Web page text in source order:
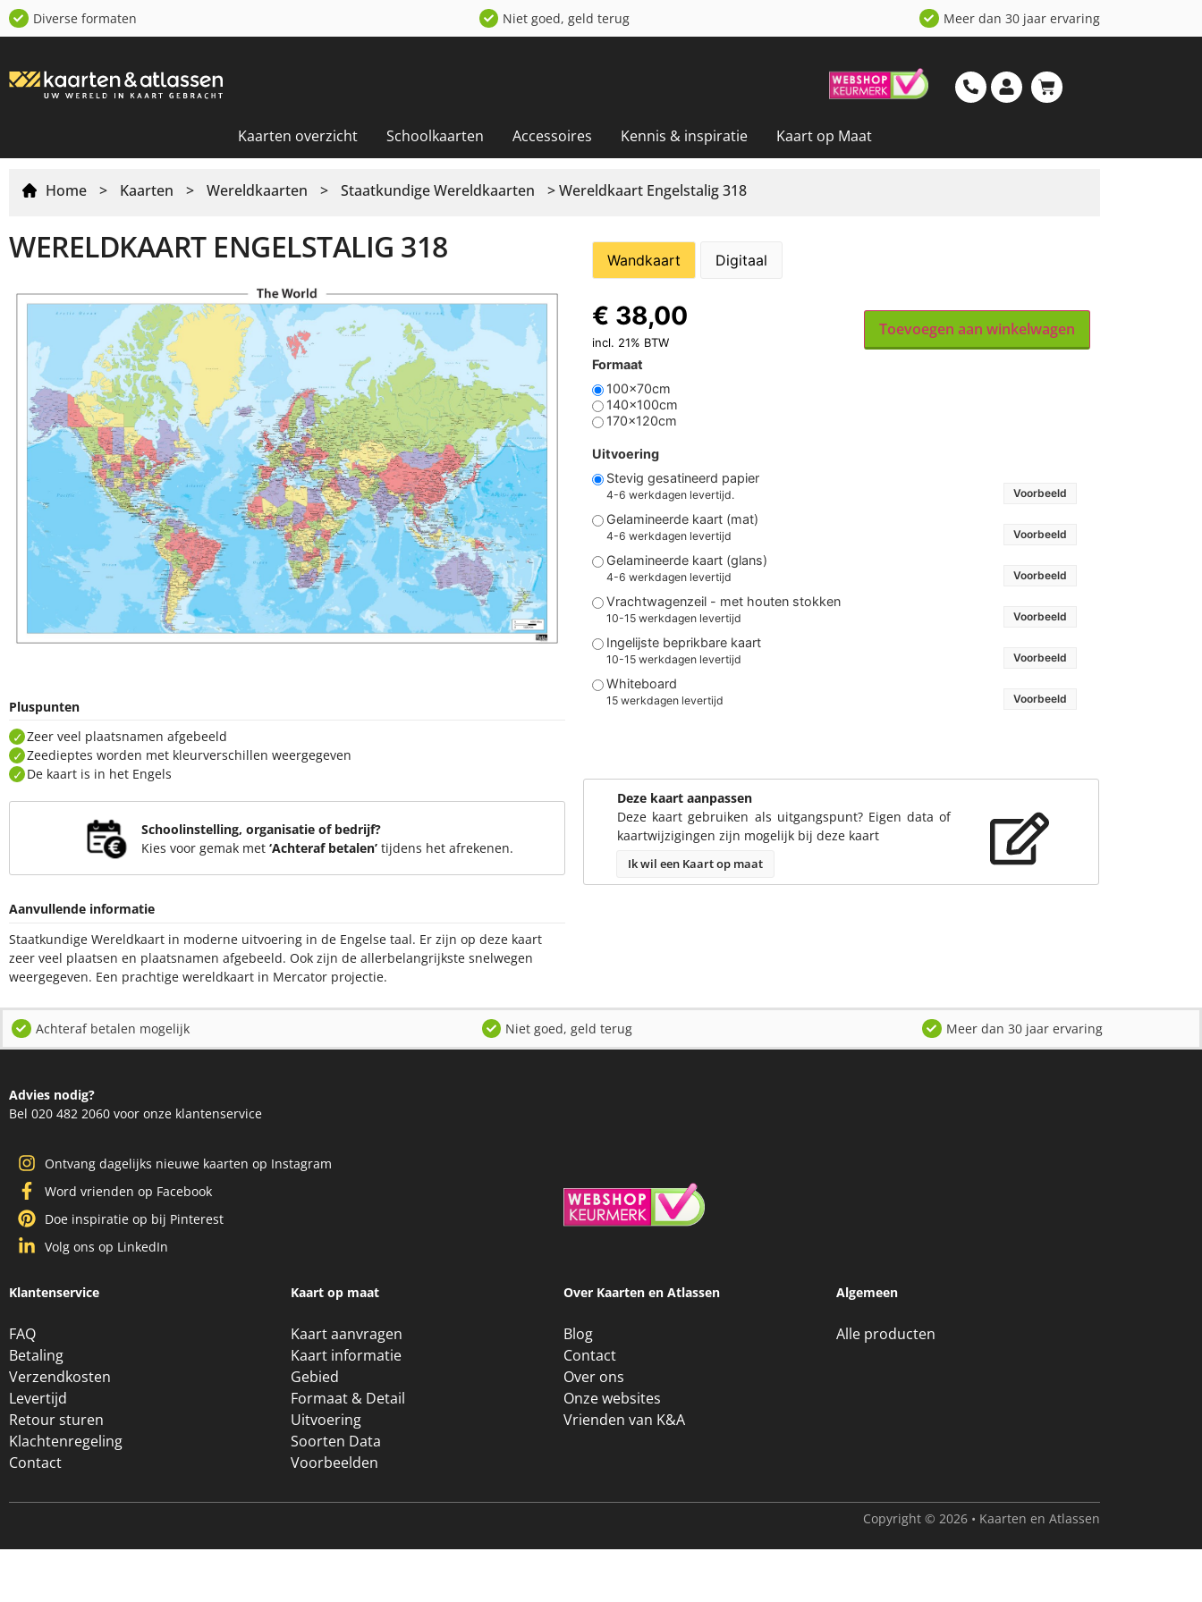
Diverse formaten Niet goed, geld terug Meer dan 30 jaar ervaring
Kaarten overzicht Schoolkaarten Accessoires Kennis & inspiratie Kaart op Maat
Home > Kaarten > Wereldkaarten > Staatkundige Wereldkaarten > Wereldkaart Engelstalig 318
WERELDKAART ENGELSTALIG 318
Pluspunten
Zeer veel plaatsnamen afgebeeld
Zeedieptes worden met kleurverschillen weergegeven
De kaart is in het Engels
Schoolinstelling, organisatie of bedrijf?
Kies voor gemak met ‘Achteraf betalen’tijdens het afrekenen.
Aanvullende informatie
Staatkundige Wereldkaart in moderne uitvoering in de Engelse taal. Er zijn op deze kaart
zeer veel plaatsen en plaatsnamen afgebeeld. Ook zijn de allerbelangrijkste snelwegen
weergegeven. Een prachtige wereldkaart in Mercator projectie.
Wandkaart Digitaal
Formaat
100x70cm
140x100cm
170x120cm
Uitvoering
Stevig gesatineerd papier
4-6 werkdagen levertijd. Voorbeeld
Gelamineerde kaart (mat)
4-6 werkdagen levertijd Voorbeeld
Gelamineerde kaart (glans)
4-6 werkdagen levertijd Voorbeeld
Vrachtwagenzeil - met houten stokken
10-15 werkdagen levertijd Voorbeeld
Ingelijste beprikbare kaart
10-15 werkdagen levertijd Voorbeeld
Whiteboard
15 werkdagen levertijd Voorbeeld
€ 38,00
incl. 21% BTW
Toevoegen aan winkelwagen
Deze kaart aanpassen
Deze kaart gebruiken als uitgangspunt? Eigen data of
kaartwijzigingen zijn mogelijk bij deze kaart
Ik wil een Kaart op maat
Achteraf betalen mogelijk Niet goed, geld terug Meer dan 30 jaar ervaring
Advies nodig?
Bel 020 482 2060 voor onze klantenservice
Ontvang dagelijks nieuwe kaarten op Instagram
Word vrienden op Facebook
Doe inspiratie op bij Pinterest
Volg ons op LinkedIn
Klantenservice
FAQ
Betaling
Verzendkosten
Levertijd
Retour sturen
Klachtenregeling
Contact
Kaart op maat
Kaart aanvragen
Kaart informatie
Gebied
Formaat & Detail
Uitvoering
Soorten Data
Voorbeelden
Over Kaarten en Atlassen
Blog
Contact
Over ons
Onze websites
Vrienden van K&A
Algemeen
Alle producten
Copyright © 2026 • Kaarten en Atlassen